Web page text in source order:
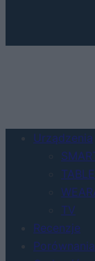
Urządzenia
TV
Recenzje
Porównania